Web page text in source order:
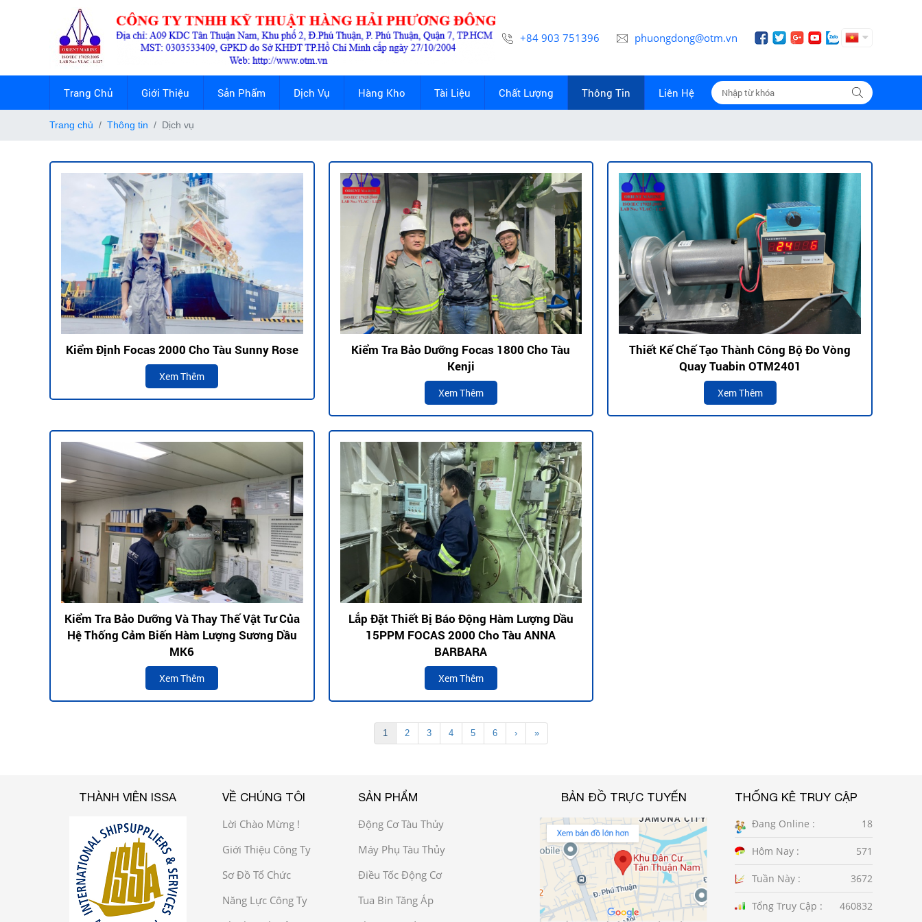
+84 903 751396 phuongdong@otm.vn
Trang Chủ Giới Thiệu Sản Phẩm Dịch Vụ Hàng Kho Tài Liệu Chất Lượng Thông Tin Liên Hệ
Trang chủ Thông tin Dịch vụ
Kiểm Định Focas 2000 Cho Tàu Sunny Rose
Xem Thêm
Kiểm Tra Bảo Dưỡng Focas 1800 Cho Tàu
Kenji
Xem Thêm
Thiết Kế Chế Tạo Thành Công Bộ Đo Vòng
Quay Tuabin OTM2401
Xem Thêm
Kiểm Tra Bảo Dưỡng Và Thay Thế Vật Tư Của
Hệ Thống Cảm Biến Hàm Lượng Sương Dầu
MK6
Xem Thêm
Lắp Đặt Thiết Bị Báo Động Hàm Lượng Dầu
15PPM FOCAS 2000 Cho Tàu ANNA
BARBARA
Xem Thêm
1 2 3 4 5 6 › »
THÀNH VIÊN ISSA
VỀ CHÚNG TÔI
Lời Chào Mừng !
Giới Thiệu Công Ty
Sơ Đồ Tổ Chức
Năng Lực Công Ty
SẢN PHẨM
Động Cơ Tàu Thủy
Máy Phụ Tàu Thủy
Điều Tốc Động Cơ
Tua Bin Tăng Áp
BẢN ĐỒ TRỰC TUYẾN THỐNG KÊ TRUY CẬP
Đang Online : 18
Hôm Nay : 571
Tuần Này : 3672
Tổng Truy Cập : 460832